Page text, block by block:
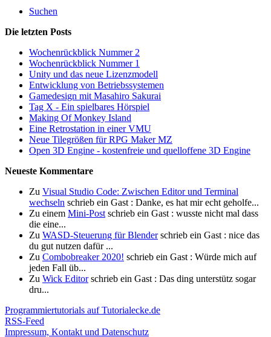
Suchen
Die letzten Posts
Wochenrückblick Nummer 2
Wochenrückblick Nummer 1
Unity und das neue Lizenzmodell
Entwicklung von Betriebssystemen
Gamedesign mit Masahiro Sakurai
Tag X - Ein spielbares Hörspiel
Making Of Monkey Island
Eine Retrostation in einer VMU
Neue Tilegrößen für RPG Maker MZ
Open 3D Engine - kostenfreie und quelloffene 3D Engine
Neueste Kommentare
Zu Visual Studio Code: Zwischen Editor und Terminal
wechseln schrieb ein Gast : Danke, es hat mir echt geholfe...
Zu einem Mini-Post schrieb ein Gast : wusste nicht mal dass
die eine...
Zu WASD-Steuerung für Blenderschrieb ein Gast : nice das
du gut nutzen dafür ...
Zu Combobreaker 2020! schrieb ein Gast : Würde mich auf
jeden Fall üb...
Zu Wick Editorschrieb ein Gast : Das ding unterstütz sogar
dru...
Programmiertutorials auf Tutorialecke.de
RSS-Feed
Impressum, Kontakt und Datenschutz